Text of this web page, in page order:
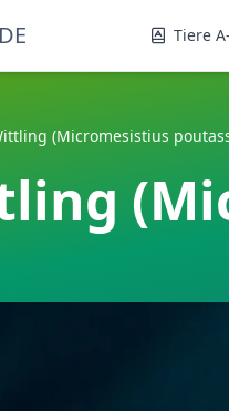
Tiere
(Micromesistius